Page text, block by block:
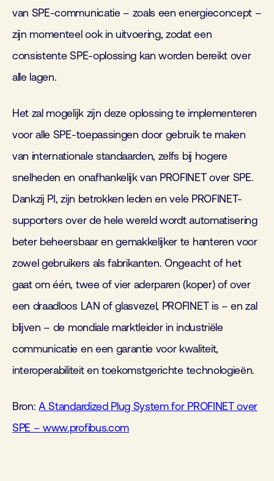
van SPE-communicatie – zoals een energieconcept –
zijn momenteel ook in uitvoering, zodat een
consistente SPE-oplossing kan worden bereikt over
alle lagen.
Het zal mogelijk zijn deze oplossing te implementeren
voor alle SPE-toepassingen door gebruik te maken
van internationale standaarden, zelfs bij hogere
snelheden en onafhankelijk van PROFINET over SPE.
Dankzij PI, zijn betrokken leden en vele PROFINET-
supporters over de hele wereld wordt automatisering
beter beheersbaar en gemakkelijker te hanteren voor
zowel gebruikers als fabrikanten. Ongeacht of het
gaat om één, twee of vier aderparen (koper) of over
een draadloos LAN of glasvezel, PROFINET is – en zal
blijven – de mondiale marktleider in industriële
communicatie en een garantie voor kwaliteit,
interoperabiliteit en toekomstgerichte technologieën.
Bron:A Standardized Plug System for PROFINET over
SPE – www.profibus.com